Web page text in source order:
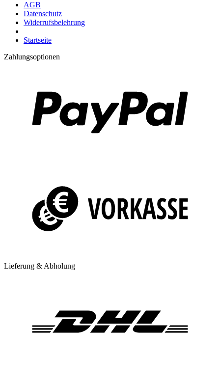
AGB
Datenschutz
Widerrufsbelehrung
Startseite
Zahlungsoptionen
Lieferung & Abholung